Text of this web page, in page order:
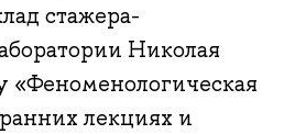
стажера-
Николая
«Феноменологическая
лекциях и